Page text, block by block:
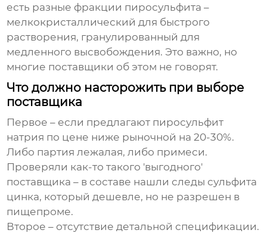
есть разные фракции пиросульфита –
мелкокристаллический для быстрого
растворения, гранулированный для
медленного высвобождения. Это важно, но
многие поставщики об этом не говорят.
Что должно насторожить при выборе
поставщика
Первое – если предлагают пиросульфит
натрия по цене ниже рыночной на 20-30%.
Либо партия лежалая, либо примеси.
Проверяли как-то такого 'выгодного'
поставщика – в составе нашли следы сульфита
цинка, который дешевле, но не разрешен в
пищепроме.
Второе – отсутствие детальной спецификации.